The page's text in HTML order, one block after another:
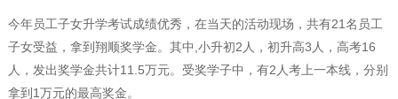
今年员工子女升学考试成绩优秀，在当天的活动现场，共有21名员工
子女受益，拿到翔顺奖学金。其中,小升初2人，初升高3人，高考16
人，发出奖学金共计11.5万元。受奖学子中，有2人考上一本线，分别
拿到1万元的最高奖金。